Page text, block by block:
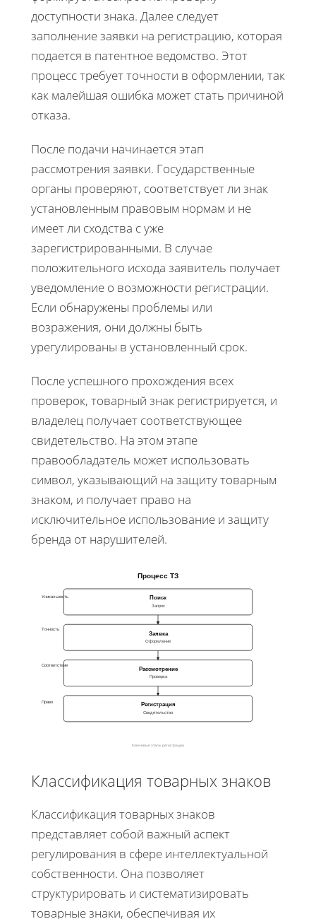
доступности знака. Далее следует
заполнение заявки на регистрацию, которая
подается в патентное ведомство. Этот
процесс требует точности в оформлении, так
как малейшая ошибка может стать причиной
отказа.
После подачи начинается этап
рассмотрения заявки. Государственные
органы проверяют, соответствует ли знак
установленным правовым нормам и не
имеет ли сходства с уже
зарегистрированными. В случае
положительного исхода заявитель получает
уведомление о возможности регистрации.
Если обнаружены проблемы или
возражения, они должны быть
урегулированы в установленный срок.
После успешного прохождения всех
проверок, товарный знак регистрируется, и
владелец получает соответствующее
свидетельство. На этом этапе
правообладатель может использовать
символ, указывающий на защиту товарным
знаком, и получает право на
исключительное использование и защиту
бренда от нарушителей.
Процесс ТЗ
Поиск
Запрос
Заявка
Оформление
Рассмотрение
Проверка
Регистрация
Свидетельство
Уникальность
Точность
Соответствие
Право
Ключевые этапы регистрации
Классификация товарных знаков
Классификация товарных знаков
представляет собой важный аспект
регулирования в сфере интеллектуальной
собственности. Она позволяет
структурировать и систематизировать
товарные знаки, обеспечивая их